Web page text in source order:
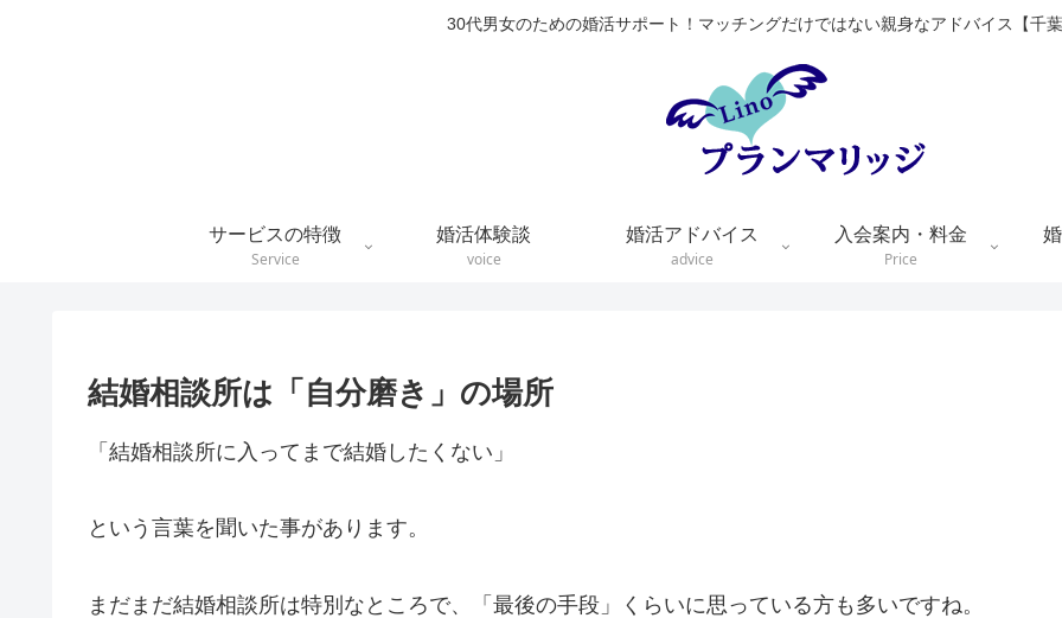
30代男女のための婚活サポート！マッチングだけではない親身なアドバイス【千
サービスの特徴
Service
婚活体験談
voice
婚活アドバイス
advice
入会案内・料金
Price
結婚相談所は「自分磨き」の場所
「結婚相談所に入ってまで結婚したくない」
という言葉を聞いた事があります。
まだまだ結婚相談所は特別なところで、「最後の手段」くらいに思っている方も多いですね。